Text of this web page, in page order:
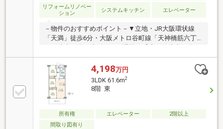
リフォームリノベー
ション
システムキッチン エレベーター
－物件のおすすめポイント－▼立地・JR大阪環状線
「天満」徒歩6分・大阪メトロ谷町線「天神橋筋六丁
特徴・LDKは約16.5帖の広さ・食洗機・浄水器付の対
面式キッチン・全居室・廊下に収納スペース有・全室
エアコン設置可能▼2026年8月室内リフォーム内容
【新調】キッチン、UB、トイレ、洗面化粧台、給湯器
等【張替】全室フローリング(LDK・洋室・廊下)、全
室クロス(壁・天井) 等【その他】間取り変更 他■ ご希
望の住まい探しをお手伝いします ━━━━━・・・物
件の詳細・ご相談はお気軽にお問い合わせください。
4,198万円
3LDK 61.6m2
8階 東
所有権 エレベーター
2階以上
間取り図有り